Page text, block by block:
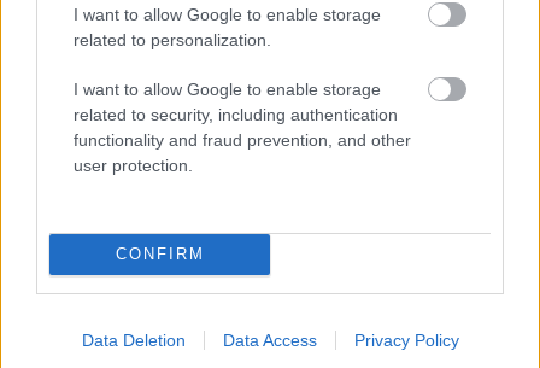
I want to allow Google to enable storage
related to personalization.
I want to allow Google to enable storage
related to security, including authentication
functionality and fraud prevention, and other
user protection.
CONFIRM
Data Deletion Data Access Privacy Policy